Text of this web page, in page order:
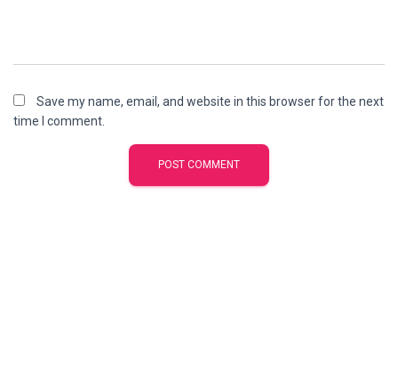
Save my name, email, and website in this browser for the next
time I comment.